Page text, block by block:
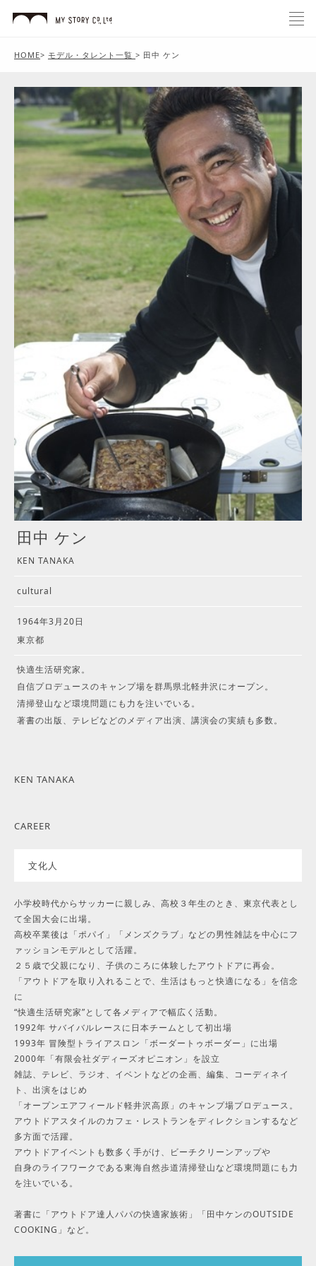
HOME> モデル・タレント一覧 > 田中 ケン
田中 ケン
KEN TANAKA
cultural
1964年3月20日
東京都
快適生活研究家。
自信プロデュースのキャンプ場を群馬県北軽井沢にオープン。
清掃登山など環境問題にも力を注いでいる。
著書の出版、テレビなどのメディア出演、講演会の実績も多数。
KEN TANAKA
CAREER
文化人
小学校時代からサッカーに親しみ、高校３年生のとき、東京代表とし
て全国大会に出場。
高校卒業後は「ポパイ」「メンズクラブ」などの男性雑誌を中心にフ
ァッションモデルとして活躍。
２５歳で父親になり、子供のころに体験したアウトドアに再会。
「アウトドアを取り入れることで、生活はもっと快適になる」を信念
に
“快適生活研究家”として各メディアで幅広く活動。
1992年 サバイバルレースに日本チームとして初出場
1993年 冒険型トライアスロン「ボーダートゥボーダー」に出場
2000年「有限会社ダディーズオピニオン」を設立
雑誌、テレビ、ラジオ、イベントなどの企画、編集、コーディネイ
ト、出演をはじめ
「オープンエアフィールド軽井沢高原」のキャンプ場プロデュース。
アウトドアスタイルのカフェ・レストランをディレクションするなど
多方面で活躍。
アウトドアイベントも数多く手がけ、ビーチクリーンアップや
自身のライフワークである東海自然歩道清掃登山など環境問題にも力
を注いでいる。
著書に「アウトドア達人パパの快適家族術」「田中ケンのOUTSIDE
COOKING」など。